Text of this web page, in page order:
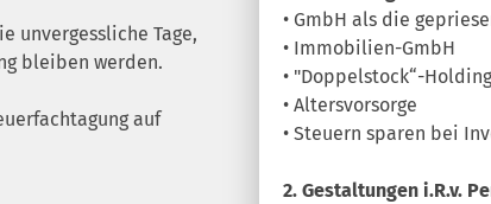
unvergessliche Tage,
bleiben werden.
auf
• GmbH als die
• Immobilien-GmbH
• "Doppelstock“-Holding
• Altersvorsorge
• Steuern sparen bei
2. Gestaltungen i.R.v.